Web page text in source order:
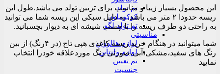
تم تولد
کوکوملون
تم تولد لگو
مناسبتی
لوازم هالووین
لوازم ولنتاین
تم تعیین
جنسیت
این محصول بسیار زیبا و مناسب برای تزیین تولد می باشد.طول این
ریسه حدودا ۲ متر می باشد. به دلیل سبکی این ریسه شما می توانید
به راحتی دو طرف ریسه را با چسب شیشه ای به دیوار بچسبانید.
شما میتوانید در هنگام خرید ریسه کاغذی هپی تاج (در ۴رنگ) از بین
رنگ های سفید،مشکی،آبی،صورتی رنگ موردعلاقه خودرا انتخاب
نمایید